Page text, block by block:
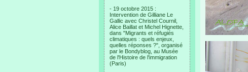
- 19 octobre 2015 :
Intervention de Gilliane Le
Gallic avec Christel Cournil,
Alice Baillat et Michel Hignette,
dans "Migrants et réfugiés
climatiques : quels enjeux,
quelles réponses ?", organisé
par le Bondyblog, au Musée
de l'Histoire de l'immigration
(Paris)